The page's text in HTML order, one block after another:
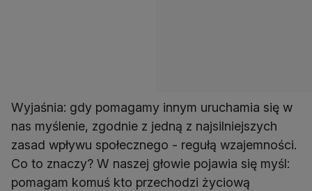
Wyjaśnia: gdy pomagamy innym uruchamia się w
nas myślenie, zgodnie z jedną z najsilniejszych
zasad wpływu społecznego - regułą wzajemności.
Co to znaczy? W naszej głowie pojawia się myśl:
pomagam komuś kto przechodzi życiową